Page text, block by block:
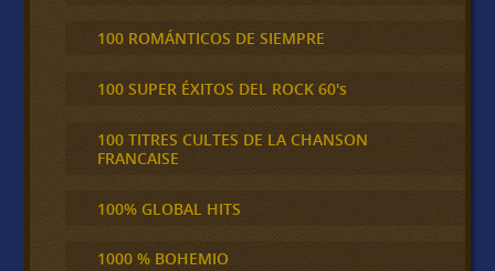
100 ROMÁNTICOS DE SIEMPRE
100 SUPER ÉXITOS DEL ROCK 60's
100 TITRES CULTES DE LA CHANSON
FRANCAISE
100% GLOBAL HITS
1000 % BOHEMIO